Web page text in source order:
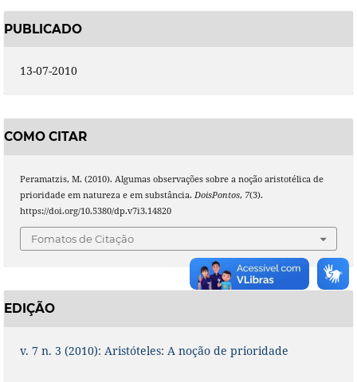
PUBLICADO
13-07-2010
COMO CITAR
Peramatzis, M. (2010). Algumas observações sobre a noção aristotélica de
prioridade em natureza e em substância. DoisPontos, 7(3).
https://doi.org/10.5380/dp.v7i3.14820
Fomatos de Citação
EDIÇÃO
v. 7 n. 3 (2010): Aristóteles: A noção de prioridade